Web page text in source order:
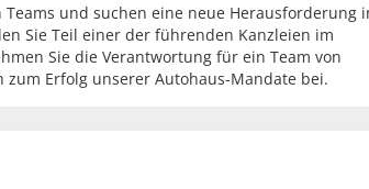
und suchen eine neue Herausforderung
Sie Teil einer der führenden Kanzleien im
Sie die Verantwortung für ein Team von
Erfolg unserer Autohaus-Mandate bei.